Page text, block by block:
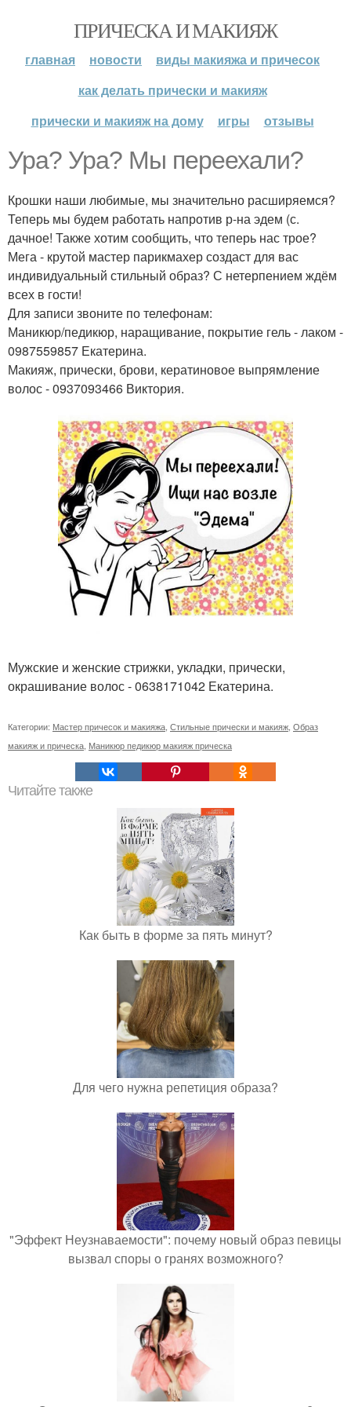
ПРИЧЕСКА И МАКИЯЖ
главная новости
виды макияжа и причесок
как делать прически и макияж
прически и макияж на дому
игры отзывы
Ура? Ура? Мы переехали?
Крошки наши любимые, мы значительно расширяемся?
Теперь мы будем работать напротив р-на эдем (с.
дачное! Также хотим сообщить, что теперь нас трое?
Мега - крутой мастер парикмахер создаст для вас
индивидуальный стильный образ? С нетерпением ждём
всех в гости!
Для записи звоните по телефонам:
Маникюр/педикюр, наращивание, покрытие гель - лаком -
0987559857 Екатерина.
Макияж, прически, брови, кератиновое выпрямление
волос - 0937093466 Виктория.
Мужские и женские стрижки, укладки, прически,
окрашивание волос - 0638171042 Екатерина.
Категории: Мастер причесок и макияжа Стильные прически и макияж Образ
макияж и прическа Маникюр педикюр макияж прическа
Читайте также
Как быть в форме за пять минут?
Для чего нужна репетиция образа?
"Эффект Неузнаваемости": почему новый образ певицы
вызвал споры о гранях возможного?